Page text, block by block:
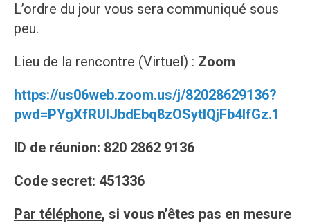
L’ordre du jour vous sera communiqué sous
peu.
Lieu de la rencontre (Virtuel) : Zoom
https://us06web.zoom.us/j/82028629136?
pwd=PYgXfRUlJbdEbq8zOSytIQjFb4lfGz.1
ID de réunion: 820 2862 9136
Code secret: 451336
Par téléphone, si vous n’êtes pas en mesure